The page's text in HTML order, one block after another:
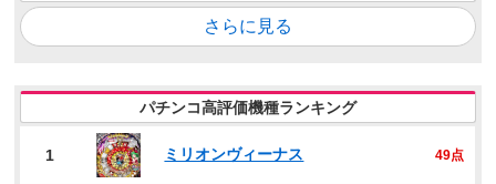
さらに見る
パチンコ高評価機種ランキング
1 ミリオンヴィーナス 49点